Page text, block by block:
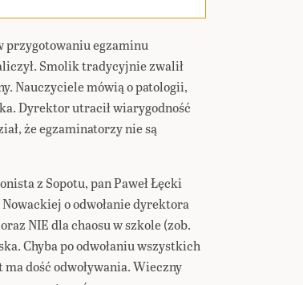
przygotowaniu egzaminu
Smolik tradycyjnie zwalił
Nauczyciele mówią o patologii,
Dyrektor utracił wiarygodność
że egzaminatorzy nie są
z Sopotu, pan Paweł Łęcki
o odwołanie dyrektora
NIE dla chaosu w szkole (zob.
Chyba po odwołaniu wszystkich
dość odwoływania. Wieczny